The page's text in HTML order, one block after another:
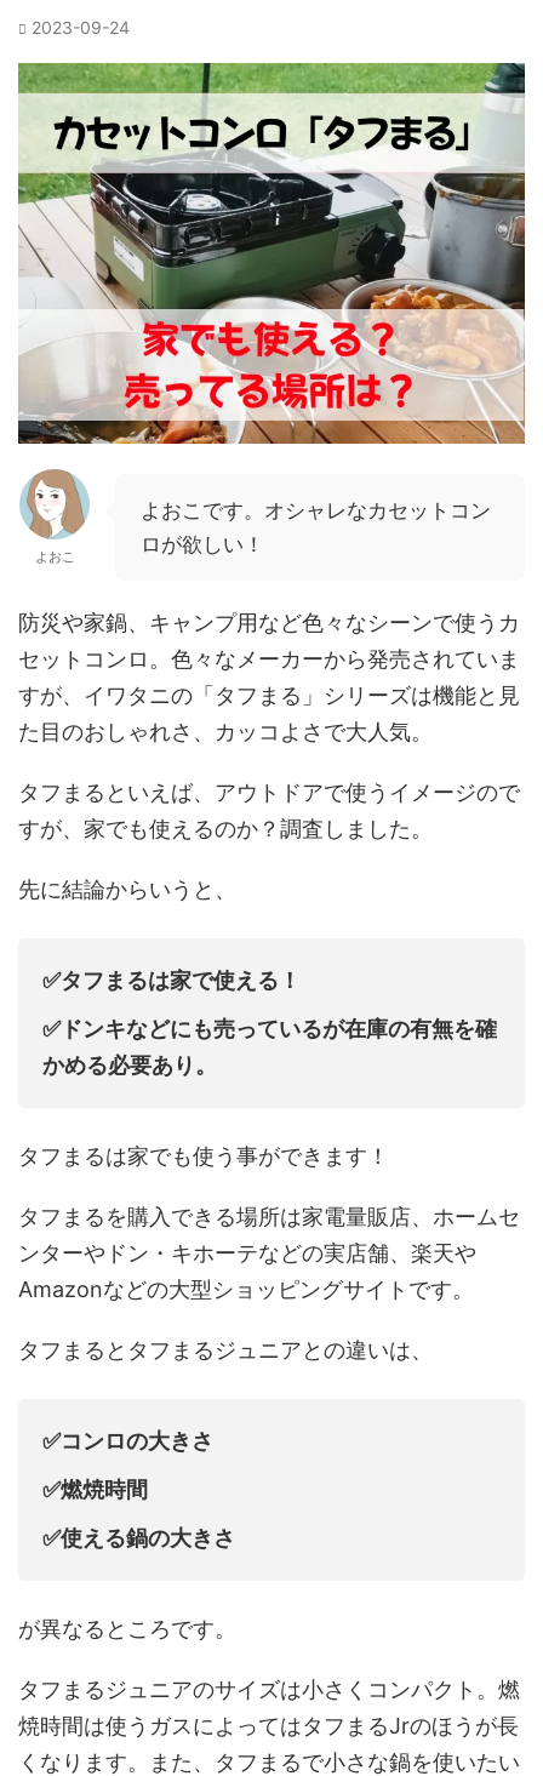
2023-09-24
よおこ
よおこです。オシャレなカセットコン
ロが欲しい！
防災や家鍋、キャンプ用など色々なシーンで使うカ
セットコンロ。色々なメーカーから発売されていま
すが、イワタニの「タフまる」シリーズは機能と見
た目のおしゃれさ、カッコよさで大人気。
タフまるといえば、アウトドアで使うイメージので
すが、家でも使えるのか？調査しました。
先に結論からいうと、
✅タフまるは家で使える！
✅ドンキなどにも売っているが在庫の有無を確
かめる必要あり。
タフまるは家でも使う事ができます！
タフまるを購入できる場所は家電量販店、ホームセ
ンターやドン・キホーテなどの実店舗、楽天や
Amazonなどの大型ショッピングサイトです。
タフまるとタフまるジュニアとの違いは、
✅コンロの大きさ
✅燃焼時間
✅使える鍋の大きさ
が異なるところです。
タフまるジュニアのサイズは小さくコンパクト。燃
焼時間は使うガスによってはタフまるJrのほうが長
くなります。また、タフまるで小さな鍋を使いたい